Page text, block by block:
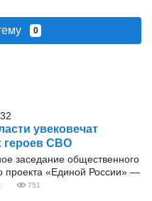
0
увековечат
героев СВО
заседание общественного
проекта «Единой России» —
751